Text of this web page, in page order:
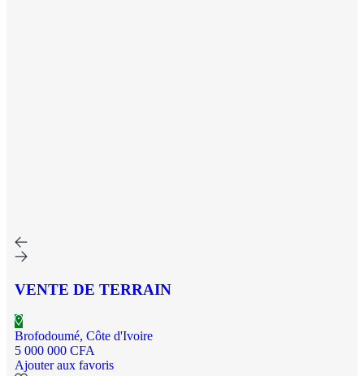
VENTE DE TERRAIN
Brofodoumé, Côte d'Ivoire
5 000 000 CFA
Ajouter aux favoris